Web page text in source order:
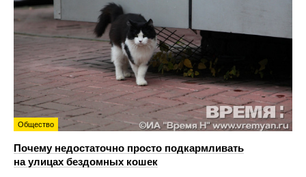
Общество
Почему недостаточно просто подкармливать
на улицах бездомных кошек